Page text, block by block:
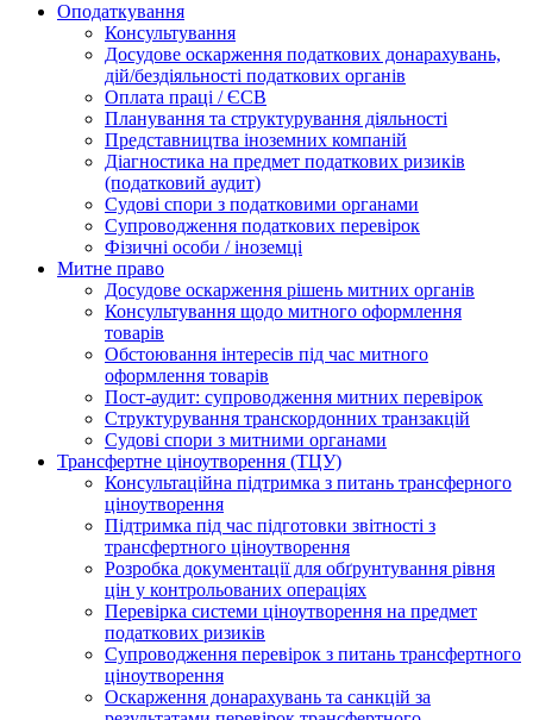
Оподаткування
Консультування
Досудове оскарження податкових донарахувань,
дій/бездіяльності податкових органів
Оплата праці / ЄСВ
Планування та структурування діяльності
Представництва іноземних компаній
Діагностика на предмет податкових ризиків
(податковий аудит)
Судові спори з податковими органами
Супроводження податкових перевірок
Фізичні особи / іноземці
Митне право
Досудове оскарження рішень митних органів
Консультування щодо митного оформлення
товарів
Обстоювання інтересів під час митного
оформлення товарів
Пост-аудит: супроводження митних перевірок
Структурування транскордонних транзакцій
Судові спори з митними органами
Трансфертне ціноутворення (ТЦУ)
Консультаційна підтримка з питань трансферного
ціноутворення
Підтримка під час підготовки звітності з
трансфертного ціноутворення
Розробка документації для обґрунтування рівня
цін у контрольованих операціях
Перевірка системи ціноутворення на предмет
податкових ризиків
Супроводження перевірок з питань трансфертного
ціноутворення
Оскарження донарахувань та санкцій за